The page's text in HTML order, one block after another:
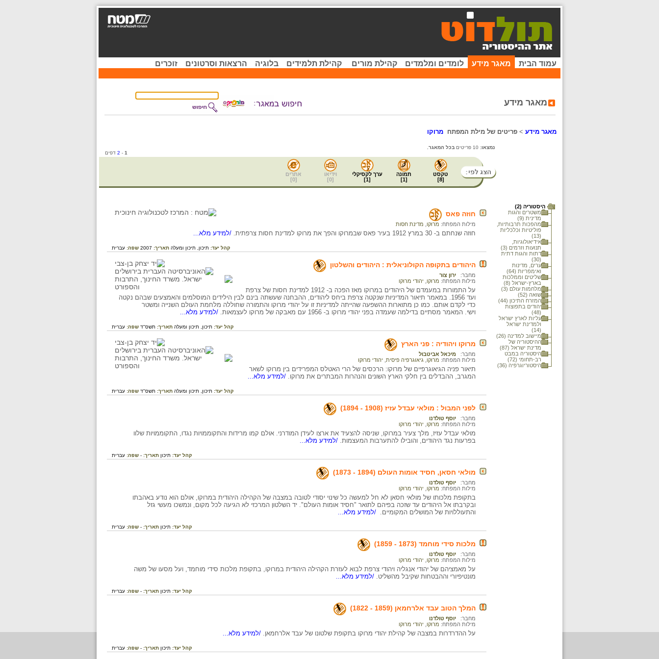
עמוד הבית מאגר מידע לומדים ומלמדים קהילת מורים קהילת תלמידים בלוגיה הרצאות וסרטונים זוכרים
מאגר מידע
מאגר מידע > פריטים של מילת המפתח מרוקו
נמצאו:
בכל המאגר.
1
-
2 דפים
טקסט
[
8
]
תמונה
[
1
]
ערך לקסיקלי
[
1
]
וידיאו
[
0
]
אתרים
[
0
]
היסטוריה (2)
משטרים והגות
מדינית (9)
מהפכות תרבותיות,
פוליטיות וכלכליות
(13)
אידיאולוגיות,
תנועות וזרמים (3)
דתות והגות דתית
(30)
ערים, מדינות
ואימפריות (64)
שליטים וממלכות
בארץ-ישראל (8)
מלחמות עולם (3)
שואה (52)
המזרח התיכון (44)
יהודים בתפוצות
(48)
עליות לארץ ישראל
ולמדינת ישראל
(14)
מיישוב למדינה (26)
ההיסטוריה של
מדינת ישראל (87)
היסטוריה במבט
רב-תחומי (72)
היסטוריוגרפיה (36)
חוזה פאס
מילות המפתח: מרוקו מדינת חסות
חוזה שנחתם ב- 30 במרץ 1912 בעיר פאס שבמרוקו והפך את מרוקו למדינת חסות צרפתית. /למידע מלא...
קהל יעד: תיכון, תיכון ומעלה תאריך: 2007 שפה: עברית
היהודים בתקופה הקולוניאלית : היהודים והשלטון
מחבר:
ירון צור
מילות המפתח: מרוקו יהודי מרוקו
על התמורות במעמדם של היהודים במרוקו מאז הפכה ב- 1912 למדינת חסות של צרפת
ועד 1956. במאמר תיאור המדיניות שנקטה צרפת ביחס ליהודים, ההבחנה שעשתה בינם לבין הילידים המוסלמים והאמצעים שבהם נקטה
כדי לקדם אותם. כמו כן מתוארות ההשפעה שהייתה למדיניות זו על יהודי מרוקו והתמורה שחוללה מלחמת העולם השנייה ומשטר
וישי. המאמר מסתיים בדילמה שעמדה בפני יהודי מרוקו ב- 1956 עם מאבקה של מרוקו לעצמאות.
/למידע מלא...
קהל יעד: תיכון, תיכון ומעלה תאריך: תשס"ד שפה: עברית
מרוקו ויהודיה : פני הארץ
מחבר:
מיכאל אביטבול
מילות המפתח: מרוקו גיאוגרפיה פיסית יהודי מרוקו
תיאור פניה הגיאוגרפיים של מרוקו: הרכסים של הרי האטלס המפרידים בין מרוקו לשאר
המגרב, ההבדלים בין חלקי הארץ השונים והנהרות המבתרים את מרוקו. /למידע מלא...
קהל יעד: תיכון, תיכון ומעלה תאריך: תשס"ד שפה: עברית
לפני המבול : מולאי עבדל עזיז (1908 - 1894)
מחבר:
יוסף טולדנו
מילות המפתח: מרוקו יהודי מרוקו
מולאי עבדל עזיז, מלך צעיר במרוקו, שניסה להצעיד את ארצו לעידן המודרני. אולם קמו מרידות והתקוממויות נגדו, התקוממויות שלוו
בפרעות נגד היהודים, והובילו להתערבות המעצמות. /למידע מלא...
קהל יעד: תיכון תאריך: - שפה: עברית
מולאי חסאן, חסיד אומות העולם (1894 - 1873)
מחבר:
יוסף טולדנו
מילות המפתח: מרוקו יהודי מרוקו
בתקופת מלכותו של מולאי חסאן לא חל למעשה כל שינוי יסודי לטובה במצבה של הקהילה היהודית במרוקו, אולם הוא נודע באהבתו
ובקרבתו אל היהודים עד שזכה בפיהם לתואר "חסיד אומות העולם". יד השלטון המרכזי לא הגיעה לכל מקום, ונמשכו מעשי גזל
והתעוללויות של המושלים המקומיים. /למידע מלא...
קהל יעד: תיכון תאריך: - שפה: עברית
מלכות סידי מוחמד (1873 - 1859)
מחבר:
יוסף טולדנו
מילות המפתח: מרוקו יהודי מרוקו
על מאמציהם של יהודי אנגליה ויהודי צרפת לבוא לעזרת הקהילה היהודית במרוקו, בתקופת מלכות סידי מוחמד, ועל מסעו של משה
מונטיפיורי וההבטחות שקיבל מהשליט. /למידע מלא...
קהל יעד: תיכון תאריך: - שפה: עברית
המלך הטוב עבד אלרחמאן (1859 - 1822)
מחבר:
יוסף טולדנו
מילות המפתח: מרוקו יהודי מרוקו
על ההדרדרות במצבה של קהילת יהודי מרוקו בתקופת שלטונו של עבד אלרחמאן. /למידע מלא...
קהל יעד: תיכון תאריך: - שפה: עברית